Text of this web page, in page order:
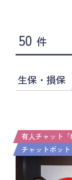
50 件
生保・損保
有人チャット「
チャットボット